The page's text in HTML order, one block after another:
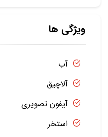
ویژگی ها
آب
آلاچیق
آیفون تصویری
استخر